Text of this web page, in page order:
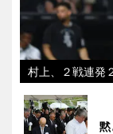
村上、２戦連
黙